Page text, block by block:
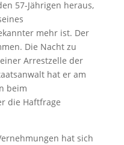
57-Jährigen heraus,
mehr ist. Der
Die Nacht zu
Arrestzelle der
hat er am
beim
die Haftfrage
hat sich